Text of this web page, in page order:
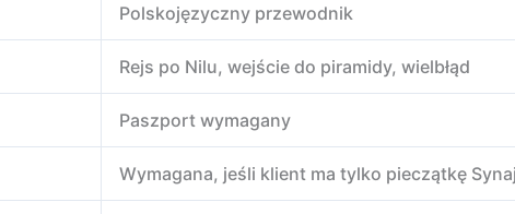
Polskojęzyczny przewodnik
Rejs po Nilu, wejście do piramidy, wielbłąd
Paszport wymagany
Wymagana, jeśli klient ma tylko pieczątkę